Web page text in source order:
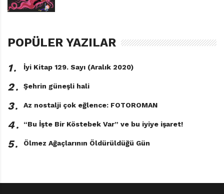
İLETIŞIM YAYINLARI
POPÜLER YAZILAR
1․ İyi Kitap 129. Sayı (Aralık 2020)
2․ Şehrin güneşli hali
3․ Az nostalji çok eğlence: FOTOROMAN
4․ “Bu İşte Bir Köstebek Var” ve bu iyiye işaret!
5․ Ölmez Ağaçlarının Öldürüldüğü Gün